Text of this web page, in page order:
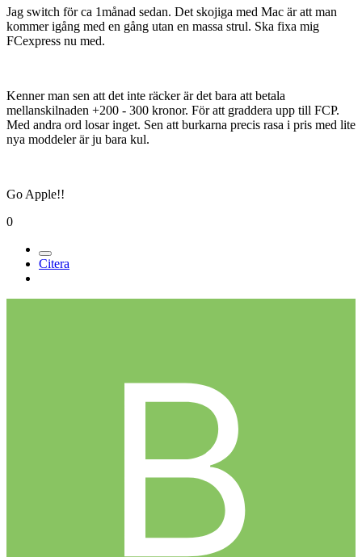
Jag switch för ca 1månad sedan. Det skojiga med Mac är att man
kommer igång med en gång utan en massa strul. Ska fixa mig
FCexpress nu med.
Kenner man sen att det inte räcker är det bara att betala
mellanskilnaden +200 - 300 kronor. För att graddera upp till FCP.
Med andra ord losar inget. Sen att burkarna precis rasa i pris med lite
nya moddeler är ju bara kul.
Go Apple!!
0
Citera